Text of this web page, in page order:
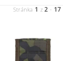
Stránka 1 z2 - 17